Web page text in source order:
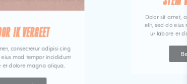
IK VERGEET
consectetur adipisi cing
mod tempor incididunt
et dolore magna aliqua.
Dolor sit amet,
elit, sed do eius
ut labore et